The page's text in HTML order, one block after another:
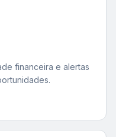
financeira e alertas